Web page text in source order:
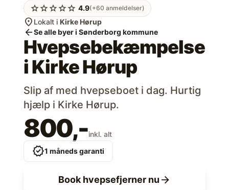
starstarstarstarstar 4.9(+60 anmeldelser)
location_on Lokalt i Kirke Hørup
arrow_backSe alle byer i Sønderborg kommune
Hvepsebekæmpelse
iKirke Hørup
Slip af med hvepseboet i dag. Hurtig
hjælp i Kirke Hørup.
800,-inkl. alt
verified1 måneds garanti
Book hvepsefjerner nu arrow_forward